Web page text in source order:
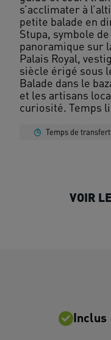
s’acclimater à
petite balade en
Stupa, symbole
panoramique sur
Palais Royal,
siècle érigé sous
Balade dans le
et les artisans
Temps de transfert
VOIR
Inclus